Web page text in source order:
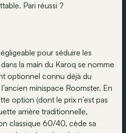
Pari réussi ?
pour séduire les
la main du Karoq se nomme
optionnel connu déjà du
minispace Roomster. En
option (dont le prix n’est pas
arrière traditionnelle,
classique 60/40, cède sa